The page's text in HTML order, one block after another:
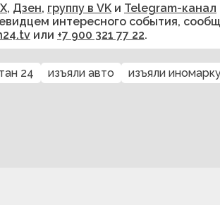
, Дзен, группу в VK и Telegram-канал
интересного события,
или +7 900 321 77 22.
24 изъяли авто изъяли